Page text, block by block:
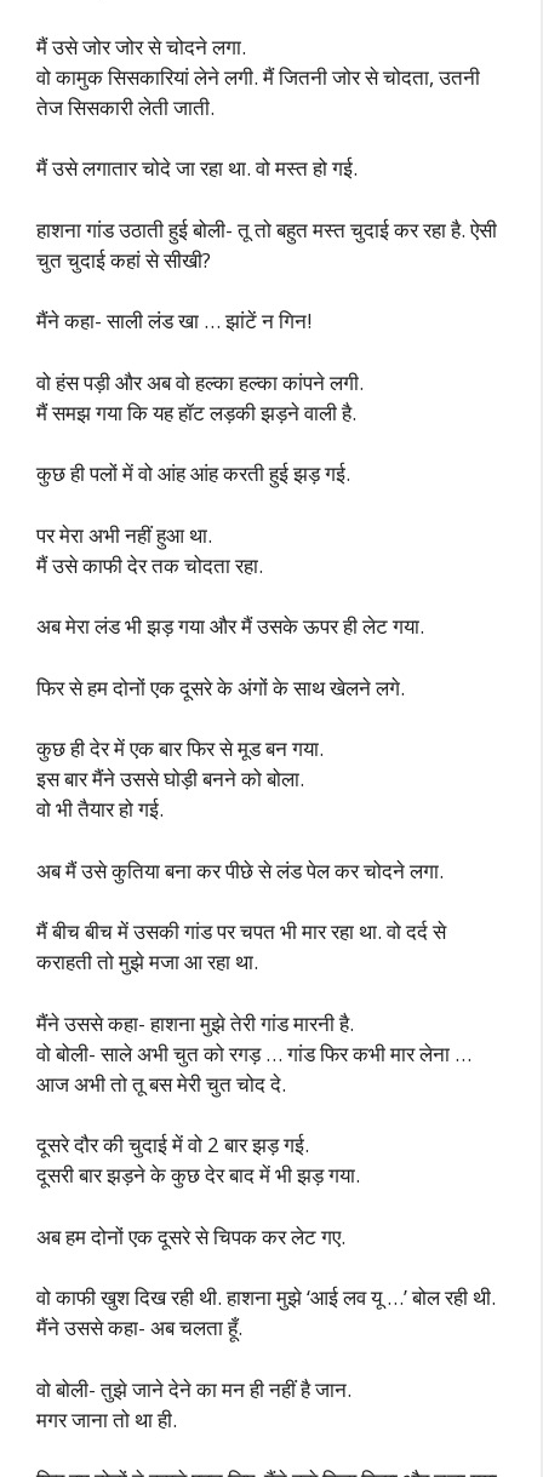
मैं उसे जोर जोर से चोदने लगा.
वो कामुक सिसकारियां लेने लगी. मैं जितनी जोर से चोदता, उतनी
तेज सिसकारी लेती जाती.
मैं उसे लगातार चोदे जा रहा था. वो मस्त हो गई.
हाशना गांड उठाती हुई बोली- तू तो बहुत मस्त चुदाई कर रहा है. ऐसी
चुत चुदाई कहां से सीखी?
मैंने कहा- साली लंड खा … झांटें न गिन!
वो हंस पड़ी और अब वो हल्का हल्का कांपने लगी.
मैं समझ गया कि यह हॉट लड़की झड़ने वाली है.
कुछ ही पलों में वो आंह आंह करती हुई झड़ गई.
पर मेरा अभी नहीं हुआ था.
मैं उसे काफी देर तक चोदता रहा.
अब मेरा लंड भी झड़ गया और मैं उसके ऊपर ही लेट गया.
फिर से हम दोनों एक दूसरे के अंगों के साथ खेलने लगे.
कुछ ही देर में एक बार फिर से मूड बन गया.
इस बार मैंने उससे घोड़ी बनने को बोला.
वो भी तैयार हो गई.
अब मैं उसे कुतिया बना कर पीछे से लंड पेल कर चोदने लगा.
मैं बीच बीच में उसकी गांड पर चपत भी मार रहा था. वो दर्द से
कराहती तो मुझे मजा आ रहा था.
मैंने उससे कहा- हाशना मुझे तेरी गांड मारनी है.
वो बोली- साले अभी चुत को रगड़ … गांड फिर कभी मार लेना …
आज अभी तो तू बस मेरी चुत चोद दे.
दूसरे दौर की चुदाई में वो 2 बार झड़ गई.
दूसरी बार झड़ने के कुछ देर बाद में भी झड़ गया.
अब हम दोनों एक दूसरे से चिपक कर लेट गए.
वो काफी खुश दिख रही थी. हाशना मुझे ‘आई लव यू …’ बोल रही थी.
मैंने उससे कहा- अब चलता हूँ.
वो बोली- तुझे जाने देने का मन ही नहीं है जान.
मगर जाना तो था ही.